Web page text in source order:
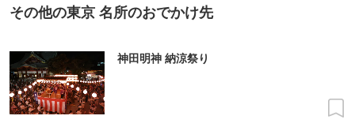
その他の東京 名所のおでかけ先
神田明神 納涼祭り